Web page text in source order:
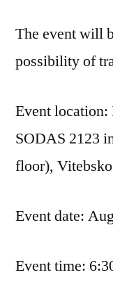
The event will
possibility of
Event location:
SODAS 2123
floor),
Event date:
Event time: